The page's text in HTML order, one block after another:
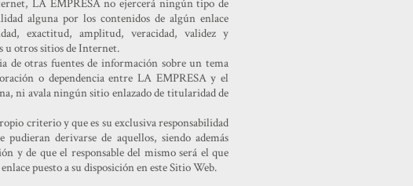
LA EMPRESA no ejercerá ningún tipo de
alguna por los contenidos de algún enlace
exactitud, amplitud, veracidad, validez y
u otros sitios de Internet.
de otras fuentes de información sobre un tema
o dependencia entre LA EMPRESA y el
ni avala ningún sitio enlazado de titularidad de
criterio y que es su exclusiva responsabilidad
derivarse de aquellos, siendo además
y de que el responsable del mismo será el que
puesto a su disposición en este Sitio Web.